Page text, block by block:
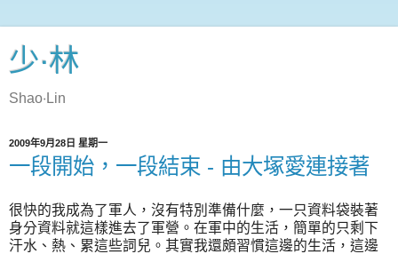
少‧林
Shao‧Lin
2009年9月28日 星期一
一段開始，一段結束 - 由大塚愛連接著
很快的我成為了軍人，沒有特別準備什麼，一只資料袋裝著
身分資料就這樣進去了軍營。在軍中的生活，簡單的只剩下
汗水、熱、累這些詞兒。其實我還頗習慣這邊的生活，這邊